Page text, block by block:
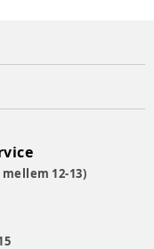
12-13)